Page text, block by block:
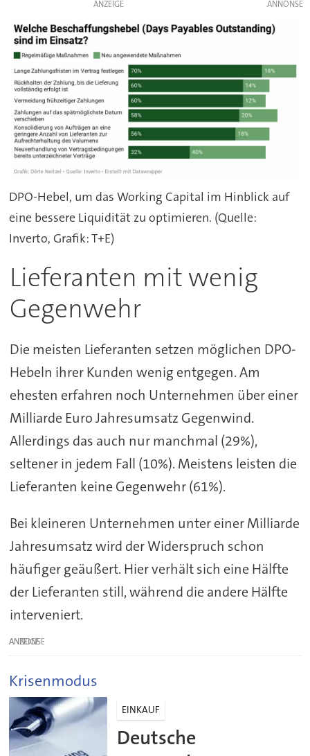
ANZEIGE
DPO-Hebel, um das Working Capital im Hinblick auf
eine bessere Liquidität zu optimieren. (Quelle:
Inverto, Grafik: T+E)
Lieferanten mit wenig
Gegenwehr
Die meisten Lieferanten setzen möglichen DPO-
Hebeln ihrer Kunden wenig entgegen. Am
ehesten erfahren noch Unternehmen über einer
Milliarde Euro Jahresumsatz Gegenwind.
Allerdings das auch nur manchmal (29%),
seltener in jedem Fall (10%). Meistens leisten die
Lieferanten keine Gegenwehr (61%).
Bei kleineren Unternehmen unter einer Milliarde
Jahresumsatz wird der Widerspruch schon
häufiger geäußert. Hier verhält sich eine Hälfte
der Lieferanten still, während die andere Hälfte
interveniert.
ANZEIGE
Krisenmodus
EINKAUF
Deutsche